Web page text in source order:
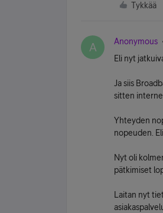
Tykkää
A Anonymous
Eli nyt
Ja siis
sitten
Yhteyden
nopeuden.
Nyt oli
pätkimiset
Laitan nyt